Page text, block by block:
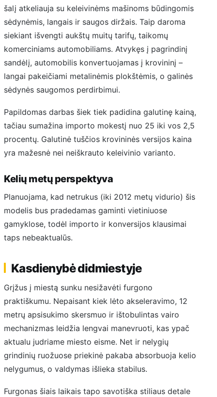
šalį atkeliauja su keleivinėms mašinoms būdingomis
sėdynėmis, langais ir saugos diržais. Taip daroma
siekiant išvengti aukštų muitų tarifų, taikomų
komerciniams automobiliams. Atvykęs į pagrindinį
sandėlį, automobilis konvertuojamas į krovininį –
langai pakeičiami metalinėmis plokštėmis, o galinės
sėdynės saugomos perdirbimui.
Papildomas darbas šiek tiek padidina galutinę kainą,
tačiau sumažina importo mokestį nuo 25 iki vos 2,5
procentų. Galutinė tuščios krovininės versijos kaina
yra mažesnė nei neiškrauto keleivinio varianto.
Kelių metų perspektyva
Planuojama, kad netrukus (iki 2012 metų vidurio) šis
modelis bus pradedamas gaminti vietiniuose
gamyklose, todėl importo ir konversijos klausimai
taps nebeaktualūs.
Kasdienybė didmiestyje
Grįžus į miestą sunku nesižavėti furgono
praktiškumu. Nepaisant kiek lėto akseleravimo, 12
metrų apsisukimo skersmuo ir ištobulintas vairo
mechanizmas leidžia lengvai manevruoti, kas ypač
aktualu judriame miesto eisme. Net ir nelygių
grindinių ruožuose priekinė pakaba absorbuoja kelio
nelygumus, o valdymas išlieka stabilus.
Furgonas šiais laikais tapo savotiška stiliaus detale